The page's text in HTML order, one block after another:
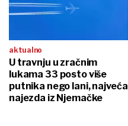
aktualno
U travnju u zračnim
lukama 33 posto više
putnika nego lani, najveća
najezda iz Njemačke